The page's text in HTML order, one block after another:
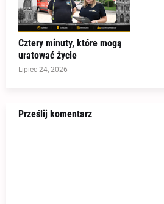
Cztery minuty, które mogą
uratować życie
Lipiec 24, 2026
Prześlij komentarz